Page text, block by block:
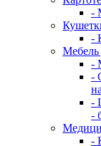
-
-
-
-
-
-
-